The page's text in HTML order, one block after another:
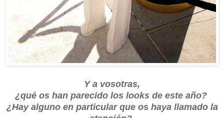
Y a vosotras,
¿qué os han parecido los looks de este año?
¿Hay alguno en particular que os haya llamado la